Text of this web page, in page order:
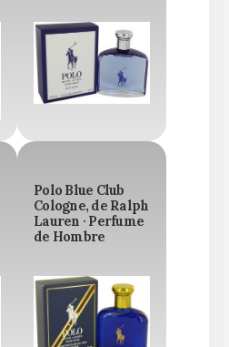
Polo Blue Club
Cologne, de Ralph
Lauren · Perfume
de Hombre